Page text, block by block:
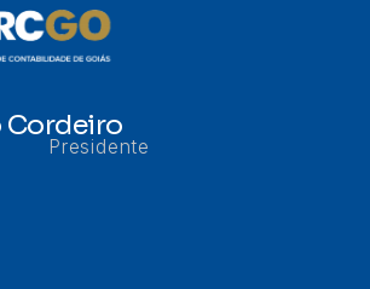
Cordeiro
Presidente